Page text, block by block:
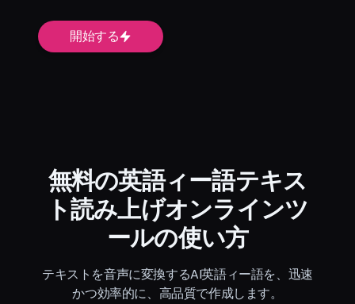
開始する
無料の英語ィー語テキス
ト読み上げオンラインツ
ールの使い方
テキストを音声に変換するAI英語ィー語を、迅速
かつ効率的に、高品質で作成します。